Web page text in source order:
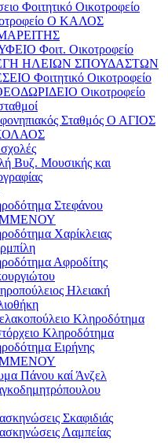
Φοιτητικό Οικοτροφείο
Ο ΚΑΛΟΣ
Φοιτ. Οικοτροφείο
ΗΛΕΙΩΝ ΣΠΟΥΔΑΣΤΩΝ
Φοιτητικό Οικοτροφείο
Οικοτροφείο
Σταθμός Ο ΑΓΙΟΣ
Βυζ. Μουσικής και
Στεφάνου
Χαρίκλειας
Αφροδίτης
Ηλειακή
Κληροδότημα
Κληροδότημα
Ειρήνης
Πάνου καί Άνζελ
Σκαφιδιάς
Λαμπείας